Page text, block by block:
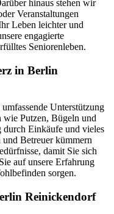
hinaus stehen wir
Veranstaltungen
Leben leichter und
engagierte
Seniorenleben.
in Berlin
Unterstützung
wie Putzen, Bügeln und
Einkäufe und vieles
und Betreuer kümmern
damit Sie sich
auf unsere Erfahrung
sorgen.
Reinickendorf